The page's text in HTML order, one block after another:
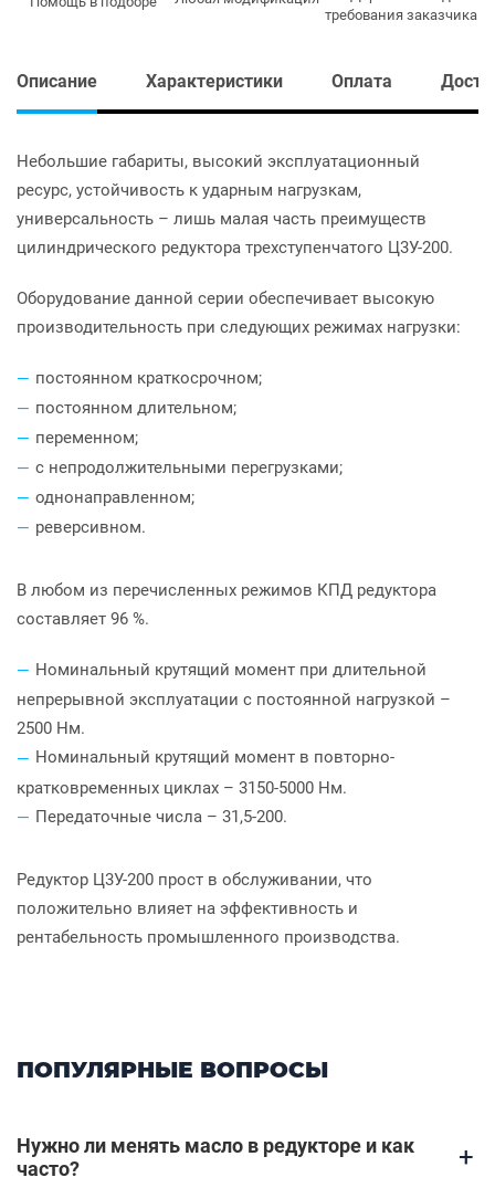
требования заказчика
Описание Характеристики Оплата
Небольшие габариты, высокий эксплуатационный
ресурс, устойчивость к ударным нагрузкам,
универсальность – лишь малая часть преимуществ
цилиндрического редуктора трехступенчатого Ц3У-200.
Оборудование данной серии обеспечивает высокую
производительность при следующих режимах нагрузки:
постоянном краткосрочном;
постоянном длительном;
переменном;
с непродолжительными перегрузками;
однонаправленном;
реверсивном.
В любом из перечисленных режимов КПД редуктора
составляет 96 %.
Номинальный крутящий момент при длительной
непрерывной эксплуатации с постоянной нагрузкой –
2500 Нм.
Номинальный крутящий момент в повторно-
кратковременных циклах – 3150-5000 Нм.
Передаточные числа – 31,5-200.
Редуктор Ц3У-200 прост в обслуживании, что
положительно влияет на эффективность и
рентабельность промышленного производства.
ПОПУЛЯРНЫЕ ВОПРОСЫ
Нужно ли менять масло в редукторе и как
часто?
+